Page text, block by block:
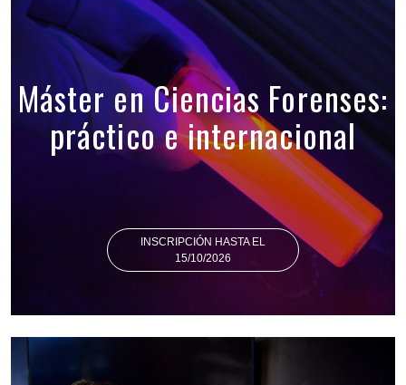
Máster en Ciencias Forenses:
práctico e internacional
INSCRIPCIÓN HASTA EL
15/10/2026